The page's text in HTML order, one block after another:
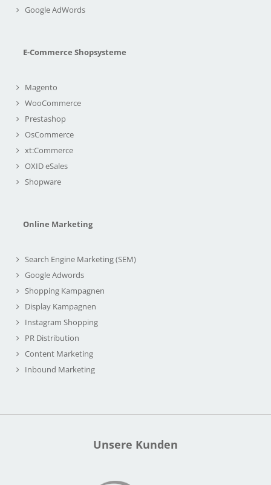
Google AdWords
E-Commerce Shopsysteme
Magento
WooCommerce
Prestashop
OsCommerce
xt:Commerce
OXID eSales
Shopware
Online Marketing
Search Engine Marketing (SEM)
Google Adwords
Shopping Kampagnen
Display Kampagnen
Instagram Shopping
PR Distribution
Content Marketing
Inbound Marketing
Unsere Kunden